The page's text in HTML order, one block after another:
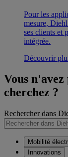
Pour les
mesure,
ses clients et
intégrée.
Découvrir
Vous n'avez
cherchez ?
Rechercher dans
Mobilité
Innovations